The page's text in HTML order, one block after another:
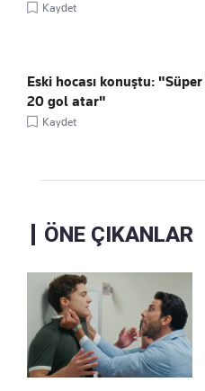
Kaydet
Eski hocası konuştu:
20 gol atar"
Kaydet
ÖNE ÇIKANLAR